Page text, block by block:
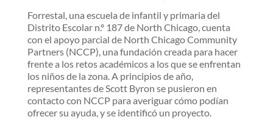
Forrestal, una escuela de infantil y primaria del
Distrito Escolar n.º 187 de North Chicago, cuenta
con el apoyo parcial de North Chicago Community
Partners (NCCP), una fundación creada para hacer
frente a los retos académicos a los que se enfrentan
los niños de la zona. A principios de año,
representantes de Scott Byron se pusieron en
contacto con NCCP para averiguar cómo podían
ofrecer su ayuda, y se identificó un proyecto.